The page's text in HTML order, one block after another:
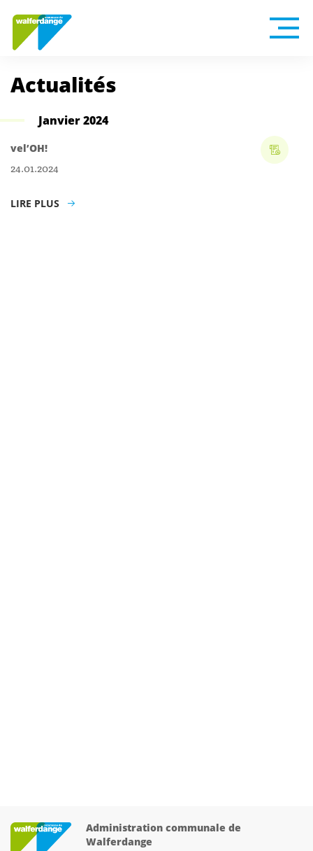
Actualités
Janvier 2024
vel’OH!
24.01.2024
LIRE PLUS
Administration communale de
Walferdange